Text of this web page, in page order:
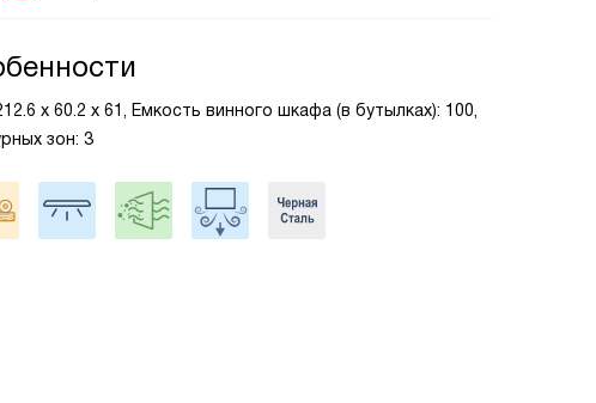
х 60.2 х 61, Емкость винного шкафа (в бутылках): 100,
зон: 3